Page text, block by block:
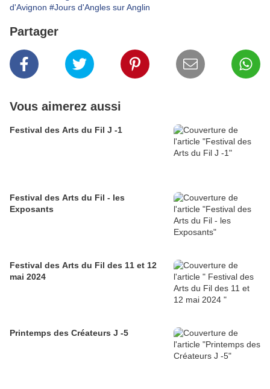
d'Avignon #Jours d'Angles sur Anglin
Partager
Vous aimerez aussi
Festival des Arts du Fil J -1
Festival des Arts du Fil - les
Exposants
Festival des Arts du Fil des 11 et 12
mai 2024
Printemps des Créateurs J -5